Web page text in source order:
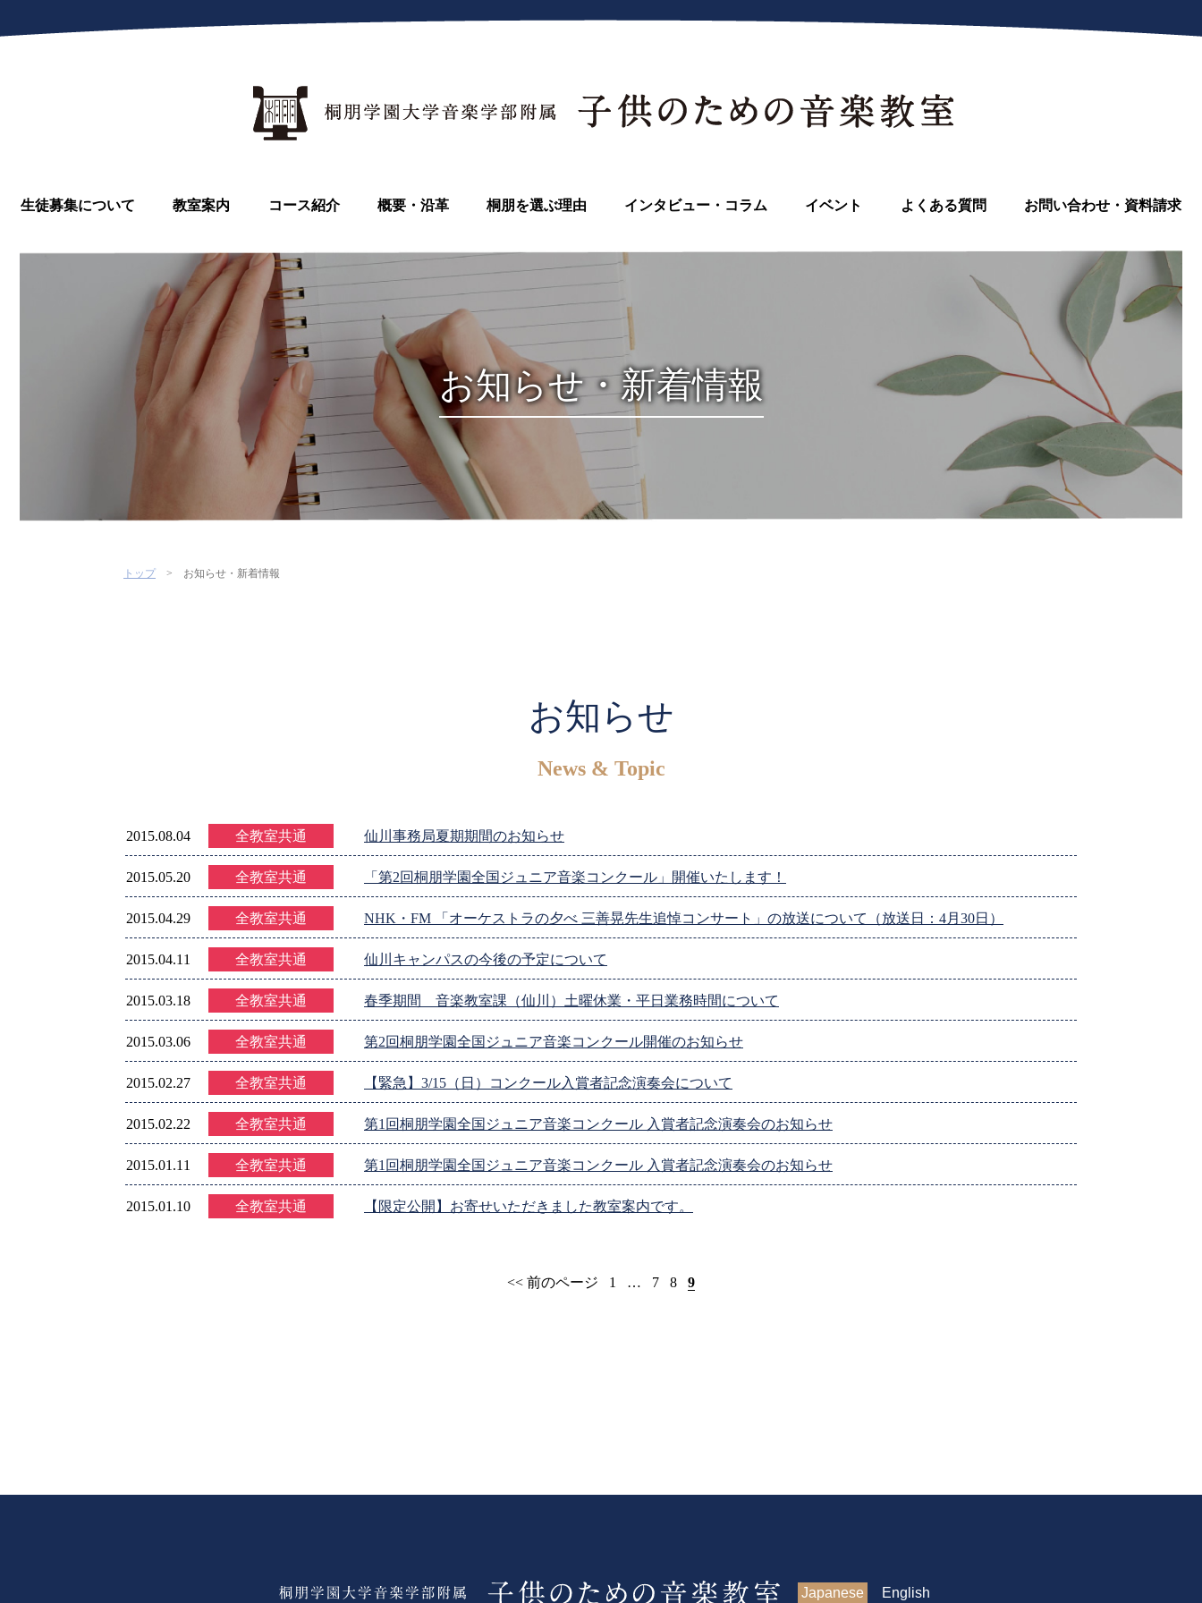
生徒募集について 教室案内 コース紹介 概要・沿革 桐朋を選ぶ理由 インタビュー・コラム イベント よくある質問 お問い合わせ・資料請求
お知らせ・新着情報
トップ お知らせ・新着情報
お知らせ
News & Topic
2015.08.04 全教室共通 仙川事務局夏期期間のお知らせ
2015.05.20 全教室共通 「第2回桐朋学園全国ジュニア音楽コンクール」開催いたします！
2015.04.29 全教室共通 NHK・FM 「オーケストラの夕べ 三善晃先生追悼コンサート」の放送について（放送日：4月30日）
2015.04.11 全教室共通 仙川キャンパスの今後の予定について
2015.03.18 全教室共通 春季期間 音楽教室課（仙川）土曜休業・平日業務時間について
2015.03.06 全教室共通 第2回桐朋学園全国ジュニア音楽コンクール開催のお知らせ
2015.02.27 全教室共通 【緊急】3/15（日）コンクール入賞者記念演奏会について
2015.02.22 全教室共通 第1回桐朋学園全国ジュニア音楽コンクール 入賞者記念演奏会のお知らせ
2015.01.11 全教室共通 第1回桐朋学園全国ジュニア音楽コンクール 入賞者記念演奏会のお知らせ
2015.01.10 全教室共通 【限定公開】お寄せいただきました教室案内です。
<< 前のページ 1 … 7 8 9
Japanese English